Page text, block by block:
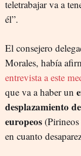
teletrabajar va a
él”.
El consejero
Morales, había
entrevista a este
que va a haber un
desplazamiento
europeos
en cuanto